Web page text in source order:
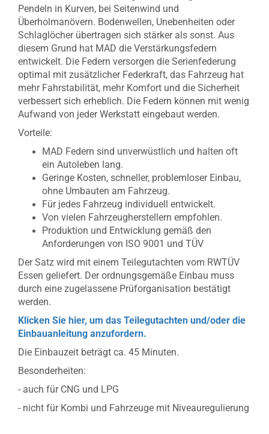
Pendeln in Kurven, bei Seitenwind und
Überholmanövern. Bodenwellen, Unebenheiten oder
Schlaglöcher übertragen sich stärker als sonst. Aus
diesem Grund hat MAD die Verstärkungsfedern
entwickelt. Die Federn versorgen die Serienfederung
optimal mit zusätzlicher Federkraft, das Fahrzeug hat
mehr Fahrstabilität, mehr Komfort und die Sicherheit
verbessert sich erheblich. Die Federn können mit wenig
Aufwand von jeder Werkstatt eingebaut werden.
Vorteile:
MAD Federn sind unverwüstlich und halten oft
ein Autoleben lang.
Geringe Kosten, schneller, problemloser Einbau,
ohne Umbauten am Fahrzeug.
Für jedes Fahrzeug individuell entwickelt.
Von vielen Fahrzeugherstellern empfohlen.
Produktion und Entwicklung gemäß den
Anforderungen von ISO 9001 und TÜV
Der Satz wird mit einem Teilegutachten vom RWTÜV
Essen geliefert. Der ordnungsgemäße Einbau muss
durch eine zugelassene Prüforganisation bestätigt
werden.
Klicken Sie hier, um das Teilegutachten und/oder die
Einbauanleitung anzufordern.
Die Einbauzeit beträgt ca. 45 Minuten.
Besonderheiten:
- auch für CNG und LPG
- nicht für Kombi und Fahrzeuge mit Niveauregulierung